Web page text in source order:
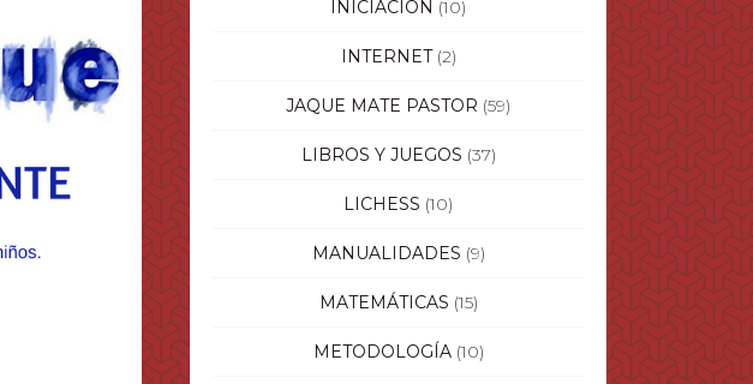
INICIACIÓN (10)
INTERNET(2)
JAQUE MATE PASTOR (59)
LIBROS Y JUEGOS (37)
LICHESS (10)
MANUALIDADES (9)
MATEMÁTICAS (15)
METODOLOGÍA(10)